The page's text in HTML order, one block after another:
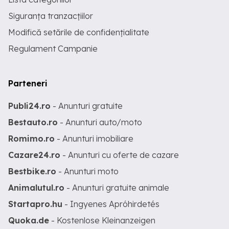
Siguranța tranzacțiilor
Modifică setările de confidențialitate
Regulament Campanie
Parteneri
Publi24.ro - Anunturi gratuite
Bestauto.ro - Anunturi auto/moto
Romimo.ro - Anunturi imobiliare
Cazare24.ro - Anunturi cu oferte de cazare
Bestbike.ro - Anunturi moto
Animalutul.ro - Anunturi gratuite animale
Startapro.hu - Ingyenes Apróhirdetés
Quoka.de - Kostenlose Kleinanzeigen